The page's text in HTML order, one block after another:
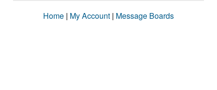
Home | My Account | Message Boards